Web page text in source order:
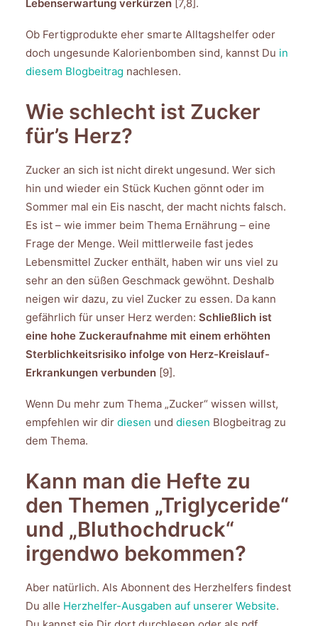
Lebenserwartung verkürzen [7,8].
Ob Fertigprodukte eher smarte Alltagshelfer oder
doch ungesunde Kalorienbomben sind, kannst Du in
diesem Blogbeitrag nachlesen.
Wie schlecht ist Zucker
für’s Herz?
Zucker an sich ist nicht direkt ungesund. Wer sich
hin und wieder ein Stück Kuchen gönnt oder im
Sommer mal ein Eis nascht, der macht nichts falsch.
Es ist – wie immer beim Thema Ernährung – eine
Frage der Menge. Weil mittlerweile fast jedes
Lebensmittel Zucker enthält, haben wir uns viel zu
sehr an den süßen Geschmack gewöhnt. Deshalb
neigen wir dazu, zu viel Zucker zu essen. Da kann
gefährlich für unser Herz werden: Schließlich ist
eine hohe Zuckeraufnahme mit einem erhöhten
Sterblichkeitsrisiko infolge von Herz-Kreislauf-
Erkrankungen verbunden [9].
Wenn Du mehr zum Thema „Zucker“ wissen willst,
empfehlen wir dir diesen und diesen Blogbeitrag zu
dem Thema.
Kann man die Hefte zu
den Themen „Triglyceride“
und „Bluthochdruck“
irgendwo bekommen?
Aber natürlich. Als Abonnent des Herzhelfers findest
Du alle Herzhelfer-Ausgaben auf unserer Website.